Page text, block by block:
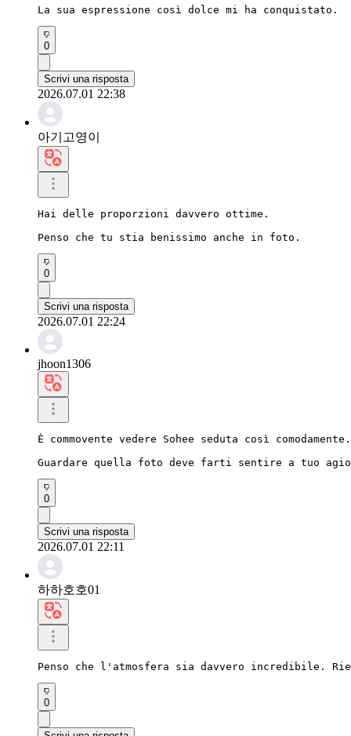
La sua espressione così dolce mi ha conquistato.
0
Scrivi una risposta
2026.07.01 22:38
아기고영이
Hai delle proporzioni davvero ottime.
Penso che tu stia benissimo anche in foto.
0
Scrivi una risposta
2026.07.01 22:24
jhoon1306
È commovente vedere Sohee seduta così comodamente.
Guardare quella foto deve farti sentire a tuo
0
Scrivi una risposta
2026.07.01 22:11
하하호호01
Penso che l'atmosfera sia davvero incredibile.
0